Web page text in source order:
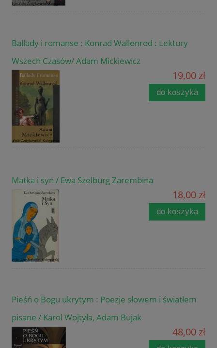
Ballady i romanse : Konrad Wallenrod : Lektury
Wszech Czasów/ Adam Mickiewicz
19,00 zł
do koszyka
Matka i syn / Ewa Szelburg Zarembina
18,00 zł
do koszyka
Pieśń o Bogu ukrytym : Poezje słowem i światłem
pisane / Karol Wojtyła, Adam Bujak
48,00 zł